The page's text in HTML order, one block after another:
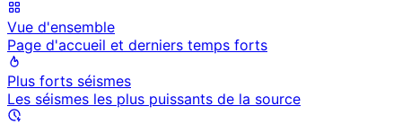
Vue d'ensemble
Page d'accueil et derniers temps forts
Plus forts séismes
Les séismes les plus puissants de la source